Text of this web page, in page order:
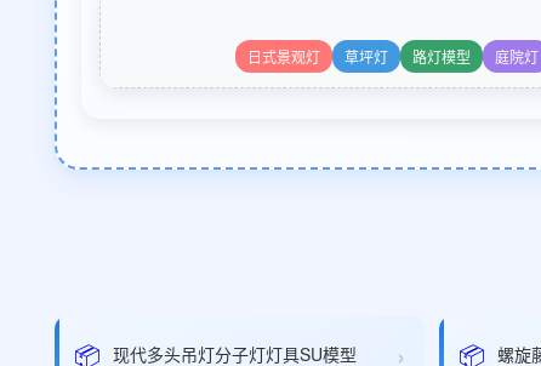
日式景观灯 草坪灯 路灯模型 庭院灯
📦 现代多头吊灯分子灯灯具SU模型 › 📦 螺旋